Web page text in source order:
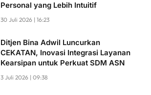
Personal yang Lebih Intuitif
30 Juli 2026 | 16:23
Ditjen Bina Adwil Luncurkan
CEKATAN, Inovasi Integrasi Layanan
Kearsipan untuk Perkuat SDM ASN
3 Juli 2026 | 09:38